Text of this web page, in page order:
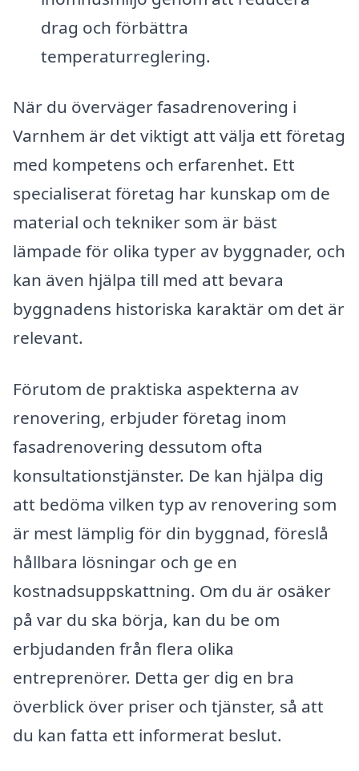
drag och förbättra
temperaturreglering.
När du överväger fasadrenovering i
Varnhem är det viktigt att välja ett företag
med kompetens och erfarenhet. Ett
specialiserat företag har kunskap om de
material och tekniker som är bäst
lämpade för olika typer av byggnader, och
kan även hjälpa till med att bevara
byggnadens historiska karaktär om det är
relevant.
Förutom de praktiska aspekterna av
renovering, erbjuder företag inom
fasadrenovering dessutom ofta
konsultationstjänster. De kan hjälpa dig
att bedöma vilken typ av renovering som
är mest lämplig för din byggnad, föreslå
hållbara lösningar och ge en
kostnadsuppskattning. Om du är osäker
på var du ska börja, kan du be om
erbjudanden från flera olika
entreprenörer. Detta ger dig en bra
överblick över priser och tjänster, så att
du kan fatta ett informerat beslut.